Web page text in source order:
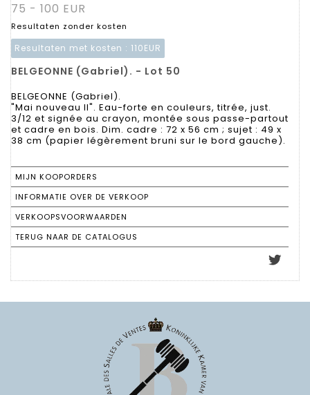
75 - 100 EUR
Resultaten zonder kosten
Resultaten met kosten : 110EUR
BELGEONNE (Gabriel). - Lot 50
BELGEONNE (Gabriel).
"Mai nouveau II". Eau-forte en couleurs, titrée, just.
3/12 et signée au crayon, montée sous passe-partout
et cadre en bois. Dim. cadre : 72 x 56 cm ; sujet : 49 x
38 cm (papier légèrement bruni sur le bord gauche).
MIJN KOOPORDERS
INFORMATIE OVER DE VERKOOP
VERKOOPSVOORWAARDEN
TERUG NAAR DE CATALOGUS